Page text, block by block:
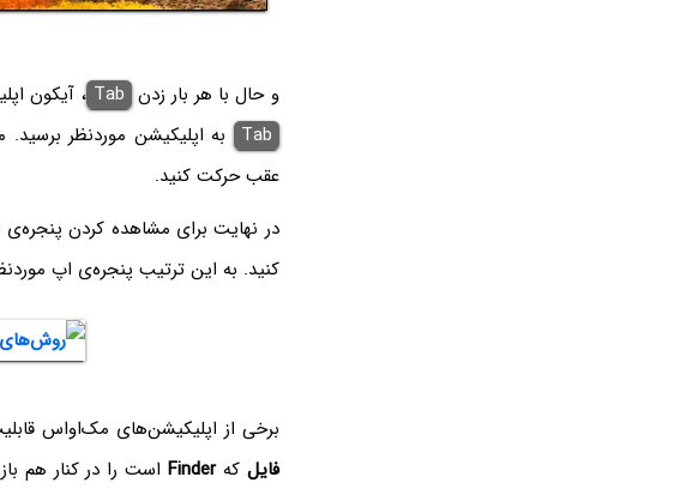
و حال با هر بار زدن Tab ، آیکون
Tab
به اپلیکیشن موردنظر
عقب حرکت کنید.
در نهایت برای مشاهده کردن پنجره‌ی
کنید. به این ترتیب پنجره‌ی اپ
برخی از اپلیکیشن‌های مک‌او‌اس
فایل کهFinder است را در کنار هم